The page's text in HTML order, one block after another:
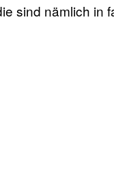
sind nämlich in